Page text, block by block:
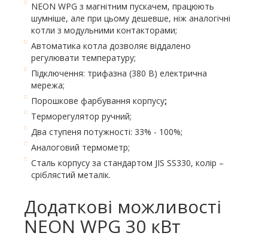
NEON WPG з магнітним пускачем, працюють
шумніше, але при цьому дешевше, ніж аналогічні
котли з модульними контакторами;
Автоматика котла дозволяє віддалено
регулювати температуру;
Підключення: трифазна (380 В) електрична
мережа;
Порошкове фарбування корпусу;
Терморегулятор ручний;
Два ступеня потужності: 33% - 100%;
Аналоговий термометр;
Cталь корпусу за стандартом JIS SS330, колір –
сріблястий металік.
Додаткові можливості
NEON WPG 30 кВт